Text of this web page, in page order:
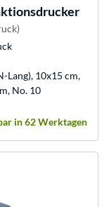
Lang), 10x15 cm,
No. 10
in 62 Werktagen